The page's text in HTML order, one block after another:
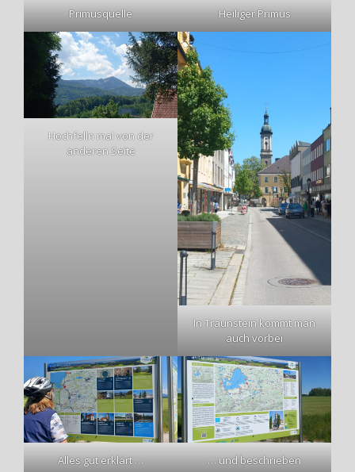
Primusquelle Heiliger Primus
Hochfelln mal von der
anderen Seite
In Traunstein kommt man
auch vorbei
Alles gut erklärt … … und beschrieben